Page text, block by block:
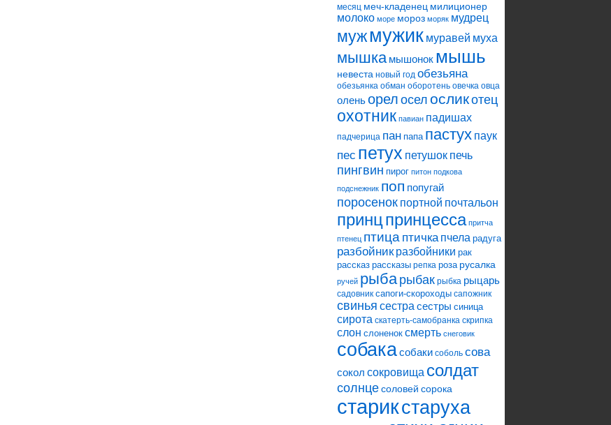
месяц меч-кладенец милиционер
молоко море мороз моряк мудрец
мужмужик муравей муха
мышка мышонок мышь
невеста новый год обезьяна
обезьянка обман оборотень овечка овца
оленьорелоселосликотец
охотник павиан падишах
падчерица пан папа пастух паук
пес петух петушок печь
пингвин пирог питон подкова
подснежник поп попугай
поросенок портной почтальон
принцпринцесса притча
птенец птица птичка пчела радуга
разбойник разбойники рак
рассказ рассказы репка роза русалка
ручей рыбарыбак рыбка рыцарь
садовник сапоги-скороходы сапожник
свинья сестра сестры синица
сирота скатерть-самобранка скрипка
слон слоненок смерть снеговик
собакасобаки соболь сова
сокол сокровища солдат
солнцесоловей сорока
старикстаруха